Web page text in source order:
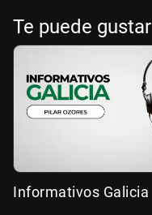
Te puede gustar
Informativos Galicia